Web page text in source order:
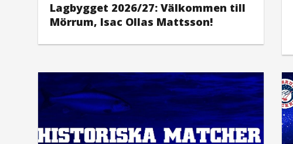
Lagbygget 2026/27: Välkommen till
Mörrum, Isac Ollas Mattsson!